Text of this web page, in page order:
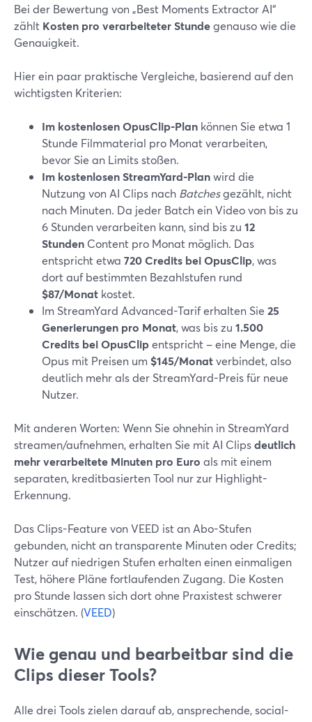
Bei der Bewertung von „Best Moments Extractor AI“
zählt Kosten pro verarbeiteter Stundegenauso wie die
Genauigkeit.
Hier ein paar praktische Vergleiche, basierend auf den
wichtigsten Kriterien:
Im kostenlosen OpusClip-Plan können Sie etwa 1
Stunde Filmmaterial pro Monat verarbeiten,
bevor Sie an Limits stoßen.
Im kostenlosen StreamYard-Planwird die
Nutzung von AI Clips nach Batchesgezählt, nicht
nach Minuten. Da jeder Batch ein Video von bis zu
6 Stunden verarbeiten kann, sind bis zu 12
Stunden Content pro Monat möglich. Das
entspricht etwa 720 Credits bei OpusClip, was
dort auf bestimmten Bezahlstufen rund
$87/Monat kostet.
Im StreamYard Advanced-Tarif erhalten Sie 25
Generierungen pro Monat, was bis zu 1.500
Credits bei OpusClipentspricht – eine Menge, die
Opus mit Preisen um $145/Monatverbindet, also
deutlich mehr als der StreamYard-Preis für neue
Nutzer.
Mit anderen Worten: Wenn Sie ohnehin in StreamYard
streamen/aufnehmen, erhalten Sie mit AI Clipsdeutlich
mehr verarbeitete Minuten pro Euro als mit einem
separaten, kreditbasierten Tool nur zur Highlight-
Erkennung.
Das Clips-Feature von VEED ist an Abo-Stufen
gebunden, nicht an transparente Minuten oder Credits;
Nutzer auf niedrigen Stufen erhalten einen einmaligen
Test, höhere Pläne fortlaufenden Zugang. Die Kosten
pro Stunde lassen sich dort ohne Praxistest schwerer
einschätzen. (VEED)
Wie genau und bearbeitbar sind die
Clips dieser Tools?
Alle drei Tools zielen darauf ab, ansprechende, social-